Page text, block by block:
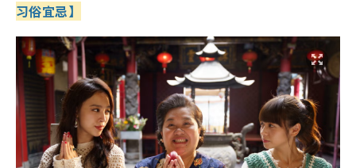
习俗宜忌】